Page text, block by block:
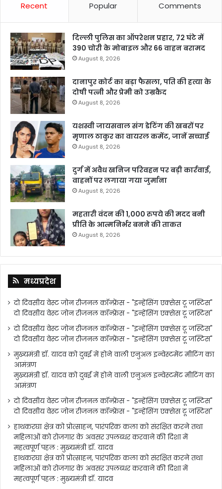
Recent Popular Comments
दिल्ली पुलिस का ऑपरेशन प्रहार, 72 घंटे में
390 चोरी के मोबाइल और 66 वाहन बरामद
August 8, 2026
दानापुर कोर्ट का बड़ा फैसला, पति की हत्या के
दोषी पत्नी और प्रेमी को उम्रकैद
August 8, 2026
यशस्वी जायसवाल संग डेटिंग की खबरों पर
मृणाल ठाकुर का वायरल कमेंट, जानें सच्चाई
August 8, 2026
दुर्ग में अवैध खनिज परिवहन पर बड़ी कार्रवाई,
वाहनों पर लगाया गया जुर्माना
August 8, 2026
महतारी वंदन की 1,000 रुपये की मदद बनी
प्रीति के आत्मनिर्भर बनने की ताकत
August 8, 2026
मध्यप्रदेश
दो दिवसीय वेस्ट जोन रीजनल कॉन्फ्रेंस - "इन्हेंसिंग एक्सेस टू जस्टिस"
दो दिवसीय वेस्ट जोन रीजनल कॉन्फ्रेंस - "इन्हेंसिंग एक्सेस टू जस्टिस"
दो दिवसीय वेस्ट जोन रीजनल कॉन्फ्रेंस - "इन्हेंसिंग एक्सेस टू जस्टिस"
दो दिवसीय वेस्ट जोन रीजनल कॉन्फ्रेंस - "इन्हेंसिंग एक्सेस टू जस्टिस"
मुख्यमंत्री डॉ. यादव को दुबई में होने वाली एनुअल इन्वेस्टमेंट मीटिंग का
आमंत्रण
मुख्यमंत्री डॉ. यादव को दुबई में होने वाली एनुअल इन्वेस्टमेंट मीटिंग का
आमंत्रण
दो दिवसीय वेस्ट जोन रीजनल कॉन्फ्रेंस - "इन्हेंसिंग एक्सेस टू जस्टिस"
दो दिवसीय वेस्ट जोन रीजनल कॉन्फ्रेंस - "इन्हेंसिंग एक्सेस टू जस्टिस"
हाथकरघा क्षेत्र को प्रोत्साहन, पारंपरिक कला को संरक्षित करने तथा
महिलाओं को रोजगार के अवसर उपलब्धर करवाने की दिशा में
महत्वपूर्ण पहल : मुख्यमंत्री डॉ. यादव
हाथकरघा क्षेत्र को प्रोत्साहन, पारंपरिक कला को संरक्षित करने तथा
महिलाओं को रोजगार के अवसर उपलब्धर करवाने की दिशा में
महत्वपूर्ण पहल : मुख्यमंत्री डॉ. यादव